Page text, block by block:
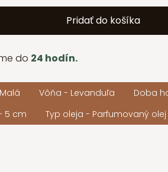
Pridať do košíka
do 24 hodín.
Vôňa - Levanduľa
Doba
5 cm
Typ oleja - Parfumovaný olej